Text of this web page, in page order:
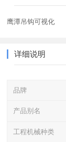
鹰潭吊钩可视化
详细说明
品牌
产品别名
工程机械种类